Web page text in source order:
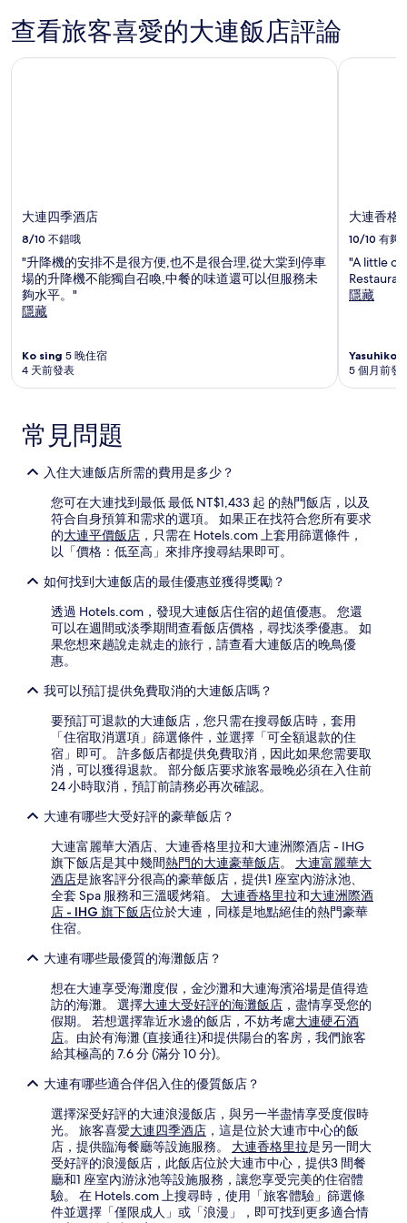
查看旅客喜愛的大連飯店評論
大連四季酒店
8/10 不錯哦
"升降機的安排不是很方便,也不是很合理,從大棠到停車
場的升降機不能獨自召喚,中餐的味道還可以但服務未
夠水平。"
隱藏
Ko sing 5 晚住宿
4 天前發表
大連四季酒店
大連香格
10/10 有夠
"A little
隱藏
Yasuhiko
5 個月前發
大連香格
常見問題
入住大連飯店所需的費用是多少？
您可在大連找到最低 最低 NT$1,433 起 的熱門飯店，以及
符合自身預算和需求的選項。 如果正在找符合您所有要求
的大連平價飯店 ，只需在 Hotels.com 上套用篩選條件，
以「價格：低至高」來排序搜尋結果即可。
如何找到大連飯店的最佳優惠並獲得獎勵？
透過 Hotels.com，發現大連飯店住宿的超值優惠。 您還
可以在週間或淡季期間查看飯店價格，尋找淡季優惠。 如
果您想來趟說走就走的旅行，請查看大連飯店的晚鳥優
惠。
我可以預訂提供免費取消的大連飯店嗎？
要預訂可退款的大連飯店，您只需在搜尋飯店時，套用
「住宿取消選項」篩選條件，並選擇「可全額退款的住
宿」即可。 許多飯店都提供免費取消，因此如果您需要取
消，可以獲得退款。 部分飯店要求旅客最晚必須在入住前
24 小時取消，預訂前請務必再次確認。
大連有哪些大受好評的豪華飯店？
大連富麗華大酒店、大連香格里拉和大連洲際酒店 - IHG
旗下飯店是其中幾間熱門的大連豪華飯店。 大連富麗華大
酒店是旅客評分很高的豪華飯店，提供1 座室內游泳池、
全套 Spa 服務和三溫暖烤箱。 大連香格里拉和大連洲際酒
店 - IHG 旗下飯店位於大連，同樣是地點絕佳的熱門豪華
住宿。
大連有哪些最優質的海灘飯店？
想在大連享受海灘度假，金沙灘和大連海濱浴場是值得造
訪的海灘。 選擇大連大受好評的海灘飯店 ，盡情享受您的
假期。 若想選擇靠近水邊的飯店，不妨考慮大連硬石酒
店。由於有海灘 (直接通往)和提供陽台的客房，我們旅客
給其極高的 7.6 分 (滿分 10 分)。
大連有哪些適合伴侶入住的優質飯店？
選擇深受好評的大連浪漫飯店，與另一半盡情享受度假時
光。 旅客喜愛大連四季酒店 ，這是位於大連市中心的飯
店，提供臨海餐廳等設施服務。 大連香格里拉是另一間大
受好評的浪漫飯店，此飯店位於大連市中心，提供3 間餐
廳和1 座室內游泳池等設施服務，讓您享受完美的住宿體
驗。 在 Hotels.com 上搜尋時，使用「旅客體驗」篩選條
件並選擇「僅限成人」或「浪漫」，即可找到更多適合情